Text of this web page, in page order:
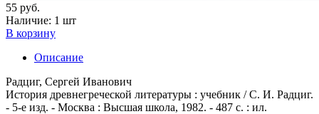
55 руб.
Наличие: 1 шт
В корзину
Описание
Радциг, Сергей Иванович
История древнегреческой литературы : учебник / С. И. Радциг.
- 5-е изд. - Москва : Высшая школа, 1982. - 487 с. : ил.